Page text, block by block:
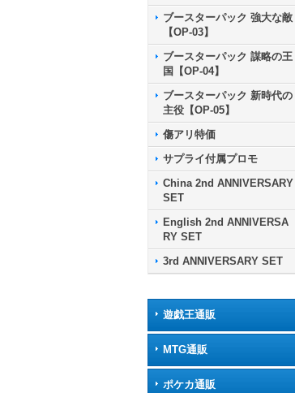
ブースターパック 強大な敵
【OP-03】
ブースターパック 謀略の王
国【OP-04】
ブースターパック 新時代の
主役【OP-05】
傷アリ特価
サプライ付属プロモ
China 2nd ANNIVERSARY
SET
English 2nd ANNIVERSA
RY SET
3rd ANNIVERSARY SET
遊戯王通販
MTG通販
ポケカ通販